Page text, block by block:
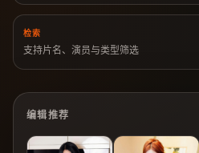
检索
支持片名、演员与类型筛选
编辑推荐